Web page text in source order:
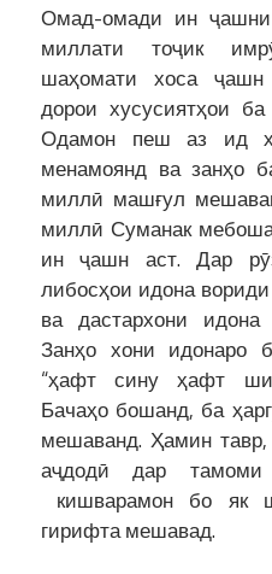
Омад-омади ин ҷашни
миллати тоҷик
шаҳомати хоса ҷашн
дорои хусусиятҳои
Одамон пеш аз ид
менамоянд ва занҳо
миллӣ машғул
миллӣ Суманак
ин ҷашн аст. Дар
либосҳои идона
ва дастархони
Занҳо хони идонаро
“ҳафт сину ҳафт
Бачаҳо бошанд, ба
мешаванд. Ҳамин
аҷдодӣ дар
кишварамон бо як
гирифта мешавад.